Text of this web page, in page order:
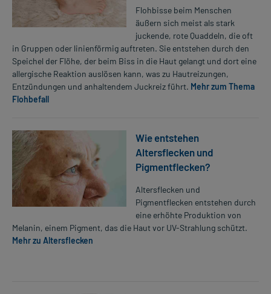
Flohbisse beim Menschen
äußern sich meist als stark
juckende, rote Quaddeln, die oft
in Gruppen oder linienförmig auftreten. Sie entstehen durch den
Speichel der Flöhe, der beim Biss in die Haut gelangt und dort eine
allergische Reaktion auslösen kann, was zu Hautreizungen,
Entzündungen und anhaltendem Juckreiz führt. Mehr zum Thema
Flohbefall
Wie entstehen
Altersflecken und
Pigmentflecken?
Altersflecken und
Pigmentflecken entstehen durch
eine erhöhte Produktion von
Melanin, einem Pigment, das die Haut vor UV-Strahlung schützt.
Mehr zu Altersflecken